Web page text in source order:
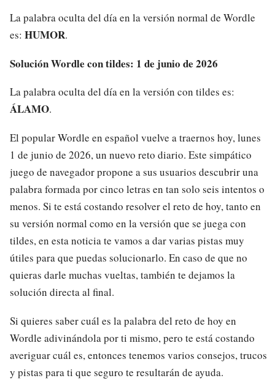
La palabra oculta del día en la versión normal de Wordle
es: HUMOR.
Solución Wordle con tildes: 1 de junio de 2026
La palabra oculta del día en la versión con tildes es:
ÁLAMO.
El popular Wordle en español vuelve a traernos hoy, lunes
1 de junio de 2026, un nuevo reto diario. Este simpático
juego de navegador propone a sus usuarios descubrir una
palabra formada por cinco letras en tan solo seis intentos o
menos. Si te está costando resolver el reto de hoy, tanto en
su versión normal como en la versión que se juega con
tildes, en esta noticia te vamos a dar varias pistas muy
útiles para que puedas solucionarlo. En caso de que no
quieras darle muchas vueltas, también te dejamos la
solución directa al final.
Si quieres saber cuál es la palabra del reto de hoy en
Wordle adivinándola por ti mismo, pero te está costando
averiguar cuál es, entonces tenemos varios consejos, trucos
y pistas para ti que seguro te resultarán de ayuda.